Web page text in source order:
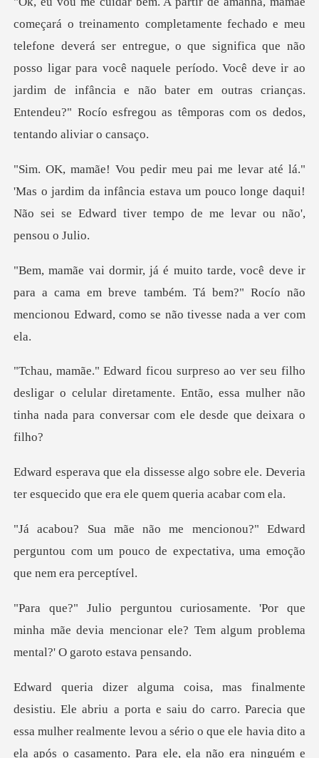
everá ser entregue, o que significa que não
posso ligar para você naquele período. Você deve ir ao
jardim de infân
o jardim da infância estava um pouco longe daqui!
Não sei
r
para a cama em breve também. Tá bem?" Rocío não
men
sligar o celular diretamente. Então, essa mulher não
tinh
sobre ele. Deveria
ter esquecido que
dward
perguntou com um pouco de expectat
r que
minha mãe devia mencionar ele? Tem algu
o carro. Parecia que
essa mulher realmente levou a sério o que ele havia dito a
ela a